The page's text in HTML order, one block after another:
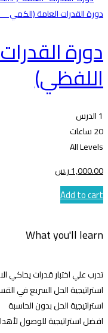
دورة القدرات العامة (الكمي
دورة
اللفظي)
1 الدرس
20 ساعات
All Levels
1,000.00 ر.س
Add to cart
What you'll learn
تدرب علي اختبار قدرات يحاكي
استراتيجية الحل السريع في
استراتيجية الحل بدون الحاسبة
افضل استراتيجية للوصول